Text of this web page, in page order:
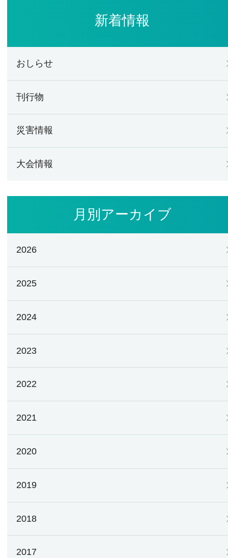
新着情報
おしらせ
刊行物
災害情報
大会情報
月別アーカイブ
2026
2025
2024
2023
2022
2021
2020
2019
2018
2017